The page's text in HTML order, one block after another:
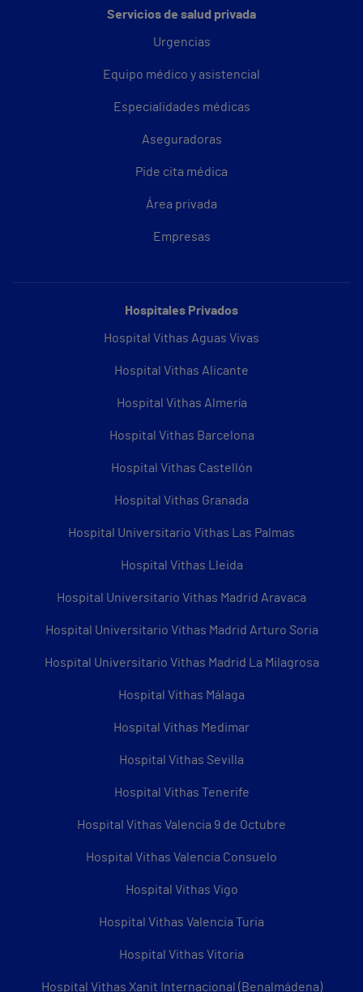
Servicios de salud privada
Urgencias
Equipo médico y asistencial
Especialidades médicas
Aseguradoras
Pide cita médica
Área privada
Empresas
Hospitales Privados
Hospital Vithas Aguas Vivas
Hospital Vithas Alicante
Hospital Vithas Almería
Hospital Vithas Barcelona
Hospital Vithas Castellón
Hospital Vithas Granada
Hospital Universitario Vithas Las Palmas
Hospital Vithas Lleida
Hospital Universitario Vithas Madrid Aravaca
Hospital Universitario Vithas Madrid Arturo Soria
Hospital Universitario Vithas Madrid La Milagrosa
Hospital Vithas Málaga
Hospital Vithas Medimar
Hospital Vithas Sevilla
Hospital Vithas Tenerife
Hospital Vithas Valencia 9 de Octubre
Hospital Vithas Valencia Consuelo
Hospital Vithas Vigo
Hospital Vithas Valencia Turia
Hospital Vithas Vitoria
Hospital Vithas Xanit Internacional (Benalmádena)